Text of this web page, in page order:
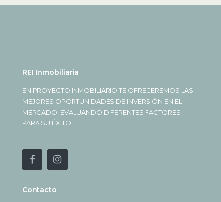
REI Inmobiliaria
EN PROYECTO INMOBILIARIO TE OFRECEREMOS LAS
MEJORES OPORTUNIDADES DE INVERSIÓN EN EL
MERCADO, EVALUANDO DIFERENTES FACTORES
PARA SU ÉXITO.
Contacto